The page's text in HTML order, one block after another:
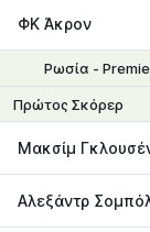
ΦΚ Άκρον
Ρωσία -
Πρώτος Σκόρερ
Μακσίμ
Αλεξάντρ